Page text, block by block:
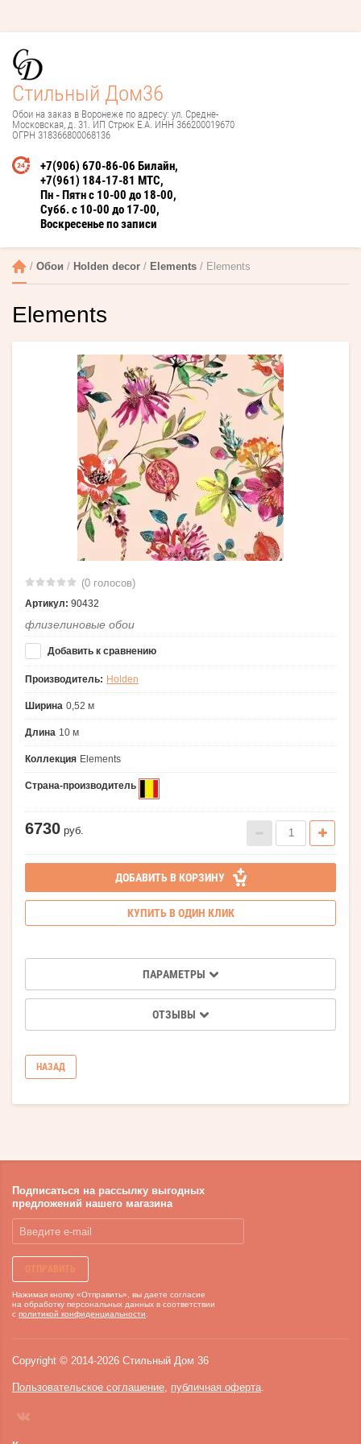
Стильный Дом36
Обои на заказ в Воронеже по адресу: ул. Средне-
Московская, д. 31. ИП Стрюк Е.А. ИНН 366200019670
ОГРН 318366800068136
+7(906) 670-86-06 Билайн
+7(961) 184-17-81 МТС
Пн - Пятн с 10-00 до 18-00
Субб. с 10-00 до 17-00
Воскресенье по записи
/ Обои / Holden decor / Elements / Elements
Elements
(0 голосов)
Артикул: 90432
флизелиновые обои
Добавить к сравнению
Производитель: Holden
Ширина 0,52 м
Длина 10 м
Коллекция Elements
Страна-производитель
6730 руб.
ДОБАВИТЬ В КОРЗИНУ
КУПИТЬ В ОДИН КЛИК
ПАРАМЕТРЫ
ОТЗЫВЫ
НАЗАД
Подписаться на рассылку выгодных
предложений нашего магазина
Нажимая кнопку «Отправить», вы даете согласие
на обработку персональных данных в соответствии
с политикой конфиденциальности
Copyright © 2014-2026 Стильный Дом 36
Пользовательское соглашение, публичная оферта.